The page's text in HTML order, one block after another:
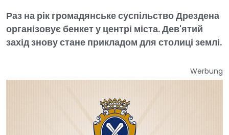
Раз на рік громадянське суспільство Дрездена
організовує бенкет у центрі міста. Дев'ятий
захід знову стане прикладом для столиці землі.
Werbung